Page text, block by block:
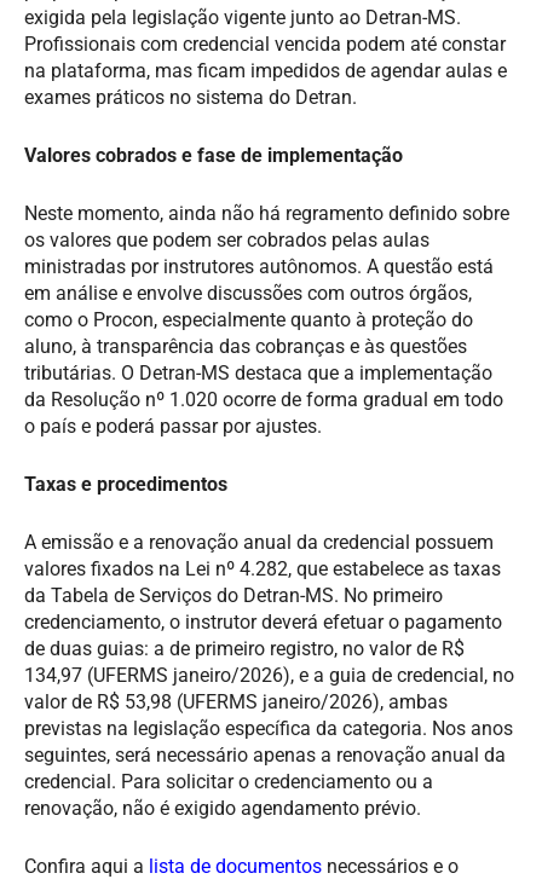
exigida pela legislação vigente junto ao Detran-MS.
Profissionais com credencial vencida podem até constar
na plataforma, mas ficam impedidos de agendar aulas e
exames práticos no sistema do Detran.
Valores cobrados e fase de implementação
Neste momento, ainda não há regramento definido sobre
os valores que podem ser cobrados pelas aulas
ministradas por instrutores autônomos. A questão está
em análise e envolve discussões com outros órgãos,
como o Procon, especialmente quanto à proteção do
aluno, à transparência das cobranças e às questões
tributárias. O Detran-MS destaca que a implementação
da Resolução nº 1.020 ocorre de forma gradual em todo
o país e poderá passar por ajustes.
Taxas e procedimentos
A emissão e a renovação anual da credencial possuem
valores fixados na Lei nº 4.282, que estabelece as taxas
da Tabela de Serviços do Detran-MS. No primeiro
credenciamento, o instrutor deverá efetuar o pagamento
de duas guias: a de primeiro registro, no valor de R$
134,97 (UFERMS janeiro/2026), e a guia de credencial, no
valor de R$ 53,98 (UFERMS janeiro/2026), ambas
previstas na legislação específica da categoria. Nos anos
seguintes, será necessário apenas a renovação anual da
credencial. Para solicitar o credenciamento ou a
renovação, não é exigido agendamento prévio.
Confira aqui a lista de documentos necessários e o